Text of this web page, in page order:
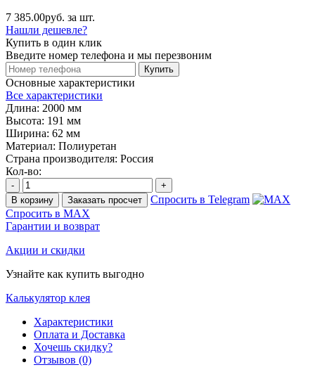
7 385.00руб. за шт.
Нашли дешевле?
Купить в один клик
Введите номер телефона и мы перезвоним
Купить
Основные характеристики
Все характеристики
Длина: 2000 мм
Высота: 191 мм
Ширина: 62 мм
Материал: Полиуретан
Страна производителя: Россия
Кол-во:
-
+
В корзину
Заказать просчет
Спросить в Telegram
Спросить в MAX
Гарантии и возврат
Акции и скидки
Узнайте как купить выгодно
Калькулятор клея
Характеристики
Оплата и Доставка
Хочешь скидку?
Отзывов (0)